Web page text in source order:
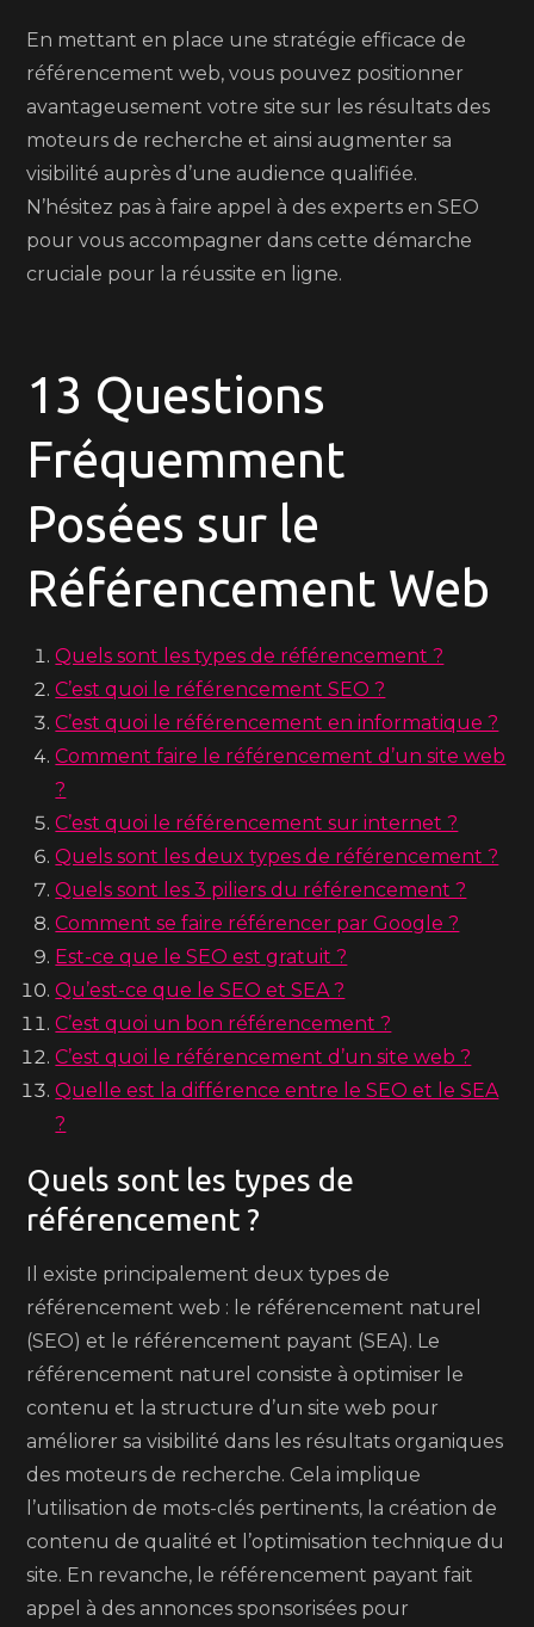
En mettant en place une stratégie efficace de
référencement web, vous pouvez positionner
avantageusement votre site sur les résultats des
moteurs de recherche et ainsi augmenter sa
visibilité auprès d’une audience qualifiée.
N’hésitez pas à faire appel à des experts en SEO
pour vous accompagner dans cette démarche
cruciale pour la réussite en ligne.
13 Questions
Fréquemment
Posées sur le
Référencement Web
Quels sont les types de référencement ?
C’est quoi le référencement SEO ?
C’est quoi le référencement en informatique ?
Comment faire le référencement d’un site web
?
C’est quoi le référencement sur internet ?
Quels sont les deux types de référencement ?
Quels sont les 3 piliers du référencement ?
Comment se faire référencer par Google ?
Est-ce que le SEO est gratuit ?
Qu’est-ce que le SEO et SEA ?
C’est quoi un bon référencement ?
C’est quoi le référencement d’un site web ?
Quelle est la différence entre le SEO et le SEA
?
Quels sont les types de
référencement ?
Il existe principalement deux types de
référencement web : le référencement naturel
(SEO) et le référencement payant (SEA). Le
référencement naturel consiste à optimiser le
contenu et la structure d’un site web pour
améliorer sa visibilité dans les résultats organiques
des moteurs de recherche. Cela implique
l’utilisation de mots-clés pertinents, la création de
contenu de qualité et l’optimisation technique du
site. En revanche, le référencement payant fait
appel à des annonces sponsorisées pour